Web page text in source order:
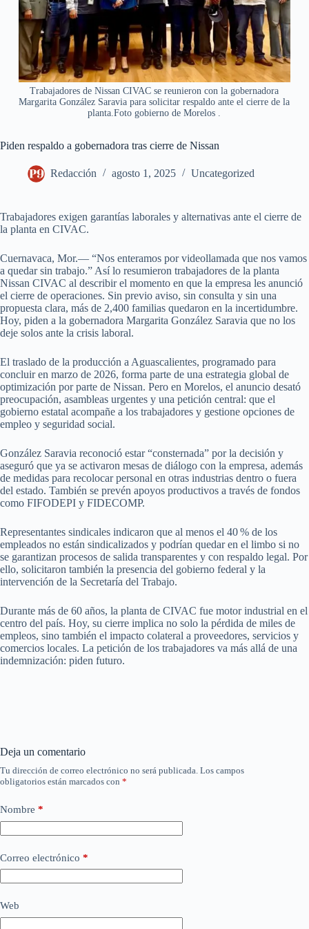
Trabajadores de Nissan CIVAC se reunieron con la gobernadora
Margarita González Saravia para solicitar respaldo ante el cierre de la
planta.Foto gobierno de Morelos .
Piden respaldo a gobernadora tras cierre de Nissan
Redacción agosto 1, 2025 Uncategorized
Trabajadores exigen garantías laborales y alternativas ante el cierre de
la planta en CIVAC.
Cuernavaca, Mor.— “Nos enteramos por videollamada que nos vamos
a quedar sin trabajo.” Así lo resumieron trabajadores de la planta
Nissan CIVAC al describir el momento en que la empresa les anunció
el cierre de operaciones. Sin previo aviso, sin consulta y sin una
propuesta clara, más de 2,400 familias quedaron en la incertidumbre.
Hoy, piden a la gobernadora Margarita González Saravia que no los
deje solos ante la crisis laboral.
El traslado de la producción a Aguascalientes, programado para
concluir en marzo de 2026, forma parte de una estrategia global de
optimización por parte de Nissan. Pero en Morelos, el anuncio desató
preocupación, asambleas urgentes y una petición central: que el
gobierno estatal acompañe a los trabajadores y gestione opciones de
empleo y seguridad social.
González Saravia reconoció estar “consternada” por la decisión y
aseguró que ya se activaron mesas de diálogo con la empresa, además
de medidas para recolocar personal en otras industrias dentro o fuera
del estado. También se prevén apoyos productivos a través de fondos
como FIFODEPI y FIDECOMP.
Representantes sindicales indicaron que al menos el 40 % de los
empleados no están sindicalizados y podrían quedar en el limbo si no
se garantizan procesos de salida transparentes y con respaldo legal. Por
ello, solicitaron también la presencia del gobierno federal y la
intervención de la Secretaría del Trabajo.
Durante más de 60 años, la planta de CIVAC fue motor industrial en el
centro del país. Hoy, su cierre implica no solo la pérdida de miles de
empleos, sino también el impacto colateral a proveedores, servicios y
comercios locales. La petición de los trabajadores va más allá de una
indemnización: piden futuro.
Deja un comentario
Tu dirección de correo electrónico no será publicada. Los campos
obligatorios están marcados con *
Nombre *
Correo electrónico *
Web